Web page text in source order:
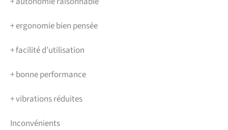
+ergonomie bien pensée
+facilité d’utilisation
+bonne performance
+vibrations réduites
Inconvénients